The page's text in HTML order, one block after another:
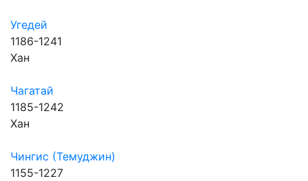
Угедей
1186-1241
Хан
Чагатай
1185-1242
Хан
Чингис (Темуджин)
1155-1227